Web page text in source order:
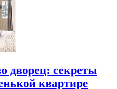
дворец: секреты
квартире